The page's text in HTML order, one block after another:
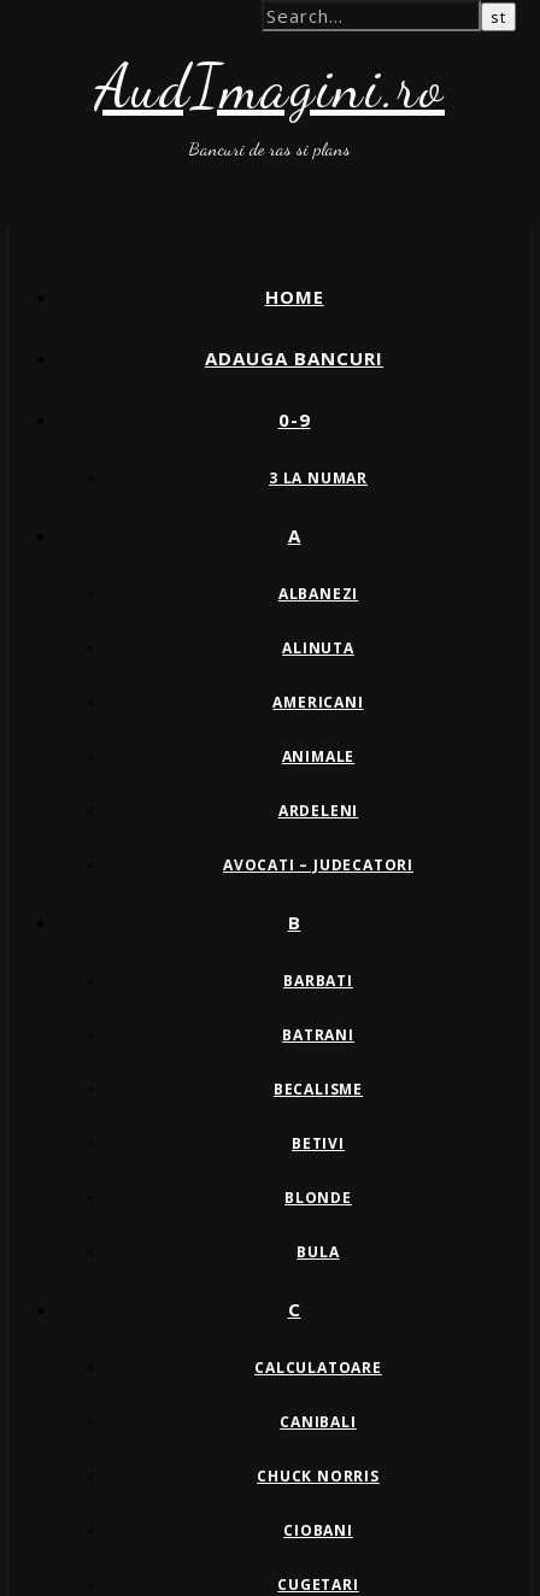
AudImagini.ro
Bancuri de ras si plans
HOME
ADAUGA BANCURI
0-9
3 LA NUMAR
A
ALBANEZI
ALINUTA
AMERICANI
ANIMALE
ARDELENI
AVOCATI – JUDECATORI
B
BARBATI
BATRANI
BECALISME
BETIVI
BLONDE
BULA
C
CALCULATOARE
CANIBALI
CHUCK NORRIS
CIOBANI
CUGETARI